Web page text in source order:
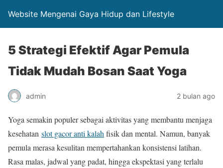
Website Mengenai Gaya Hidup dan Lifestyle
5 Strategi Efektif Agar Pemula
Tidak Mudah Bosan Saat Yoga
admin 2 bulan ago
Yoga semakin populer sebagai aktivitas yang membantu menjaga
kesehatan slot gacor anti kalah fisik dan mental. Namun, banyak
pemula merasa kesulitan mempertahankan konsistensi latihan.
Rasa malas, jadwal yang padat, hingga ekspektasi yang terlalu